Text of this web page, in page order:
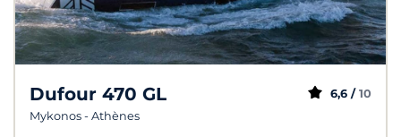
Dufour 470 GL
Mykonos - Athènes
6,6 / 10